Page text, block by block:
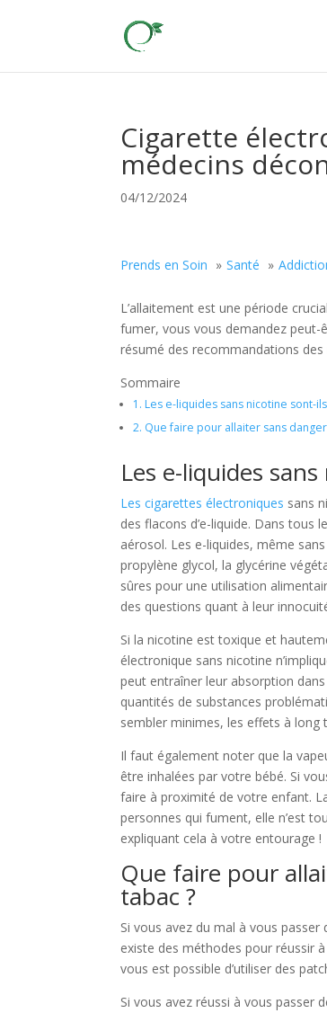
Cigarette
médecins
04/12/2024
Prends en Soin Santé
L’allaitement est une période
fumer, vous vous demandez peut-
résumé des recommandations des
Sommaire
1. Les e-liquides sans nicotine sont-
2. Que faire pour allaiter sans
Les e-liquides
Les cigarettes électroniques sans
des flacons d’e-liquide. Dans tous
aérosol. Les e-liquides, même
propylène glycol, la glycérine
sûres pour une utilisation
des questions quant à leur
Si la nicotine est toxique et
électronique sans nicotine
peut entraîner leur absorption
quantités de substances
sembler minimes, les effets à
Il faut également noter que la
être inhalées par votre bébé. Si
faire à proximité de votre enfant.
personnes qui fument, elle n’est
expliquant cela à votre entourage !
Que faire pour
tabac ?
Si vous avez du mal à vous
existe des méthodes pour réussir
vous est possible d’utiliser des
Si vous avez réussi à vous passer